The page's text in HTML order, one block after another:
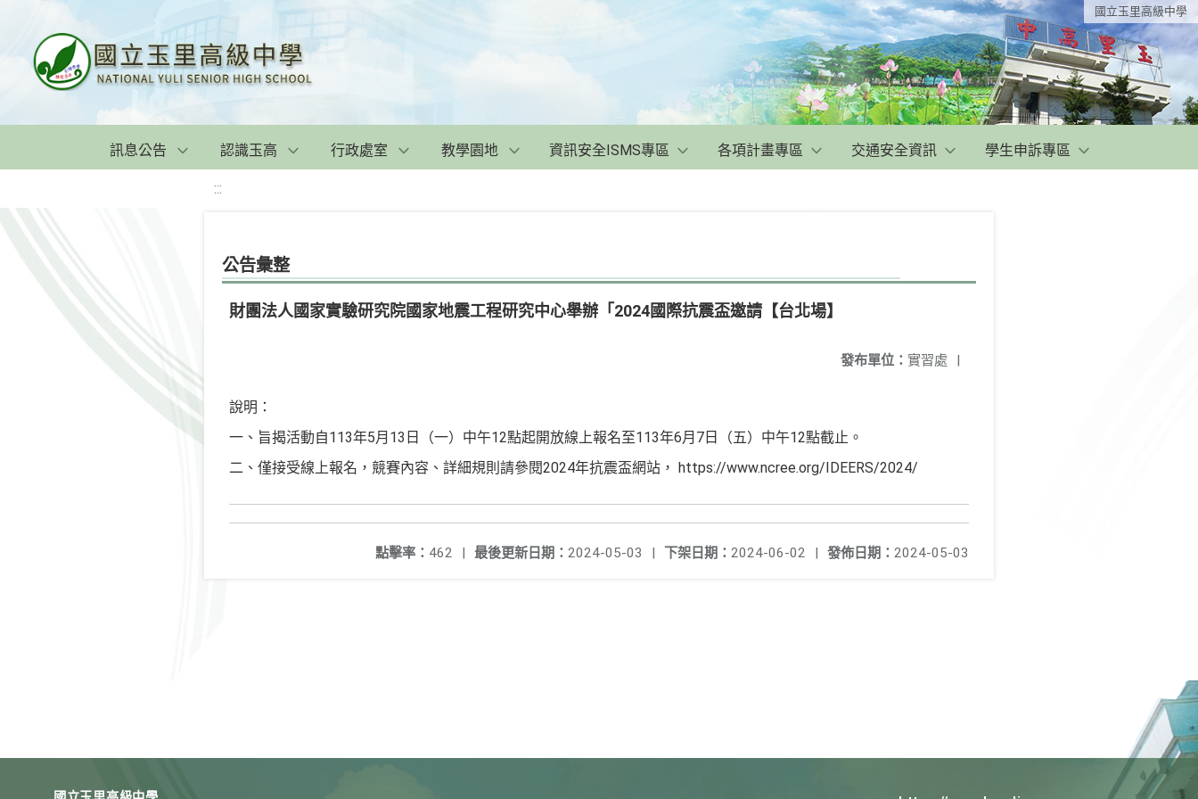
國立玉里高級中學
訊息公告 認識玉高 行政處室 教學園地 資訊安全ISMS專區 各項計畫專區 交通安全資訊 學生申訴專區
:::
公告彙整
財團法人國家實驗研究院國家地震工程研究中心舉辦「2024國際抗震盃邀請【台北場】
發布單位： 實習處 |
說明：
一、旨揭活動自113年5月13日（一）中午12點起開放線上報名至113年6月7日（五）中午12點截止。
二、僅接受線上報名，競賽內容、詳細規則請參閱2024年抗震盃網站， https://www.ncree.org/IDEERS/2024/
發佈日期： 2024-05-03
下架日期： 2024-06-02 |
最後更新日期： 2024-05-03 |
點擊率： 462 |